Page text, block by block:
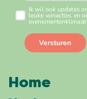
Home